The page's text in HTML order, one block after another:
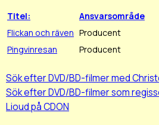
Titel:
Ansvarsområde
Flickan och räven Producent
Pingvinresan
Producent
Sök efter DVD/BD-filmer med
Sök efter DVD/BD-filmer som
Lioud på CDON